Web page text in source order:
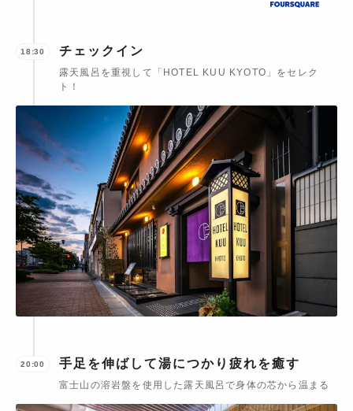
18:30 チェックイン
露天風呂を重視して「HOTEL KUU KYOTO」をセレク
ト！
20:00 手足を伸ばして湯につかり疲れを癒す
富士山の溶岩盤を使用した露天風呂で身体の芯から温まる